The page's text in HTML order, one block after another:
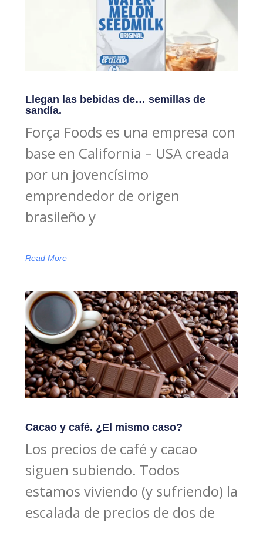
Llegan las bebidas de… semillas de
sandía.
Força Foods es una empresa con
base en California – USA creada
por un jovencísimo
emprendedor de origen
brasileño y
Read More
Cacao y café. ¿El mismo caso?
Los precios de café y cacao
siguen subiendo. Todos
estamos viviendo (y sufriendo) la
escalada de precios de dos de